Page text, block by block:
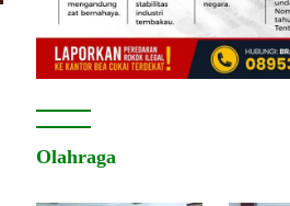
Olahraga